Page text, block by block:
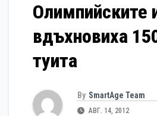
Олимпийските
вдъхновиха
туита
By SmartAge Team
АВГ. 14, 2012